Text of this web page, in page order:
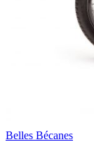
Belles Bécanes